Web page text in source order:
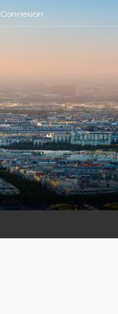
Connexion